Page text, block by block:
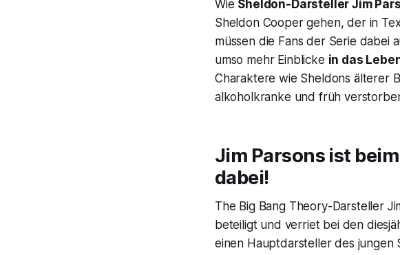
Wie Sheldon-Darsteller Jim
Sheldon Cooper gehen, der in
müssen die Fans der Serie dabei
umso mehr Einblicke in das
Charaktere wie Sheldons älterer
alkoholkranke und früh
Jim Parsons ist
dabei!
The Big Bang Theory-Darsteller
beteiligt und verriet bei den
einen Hauptdarsteller des jungen